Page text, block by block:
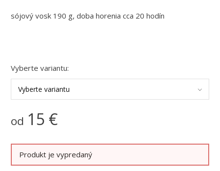
sójový vosk 190 g, doba horenia cca 20 hodín
Vyberte variantu:
Vyberte variantu
od 15 €
Produkt je vypredaný